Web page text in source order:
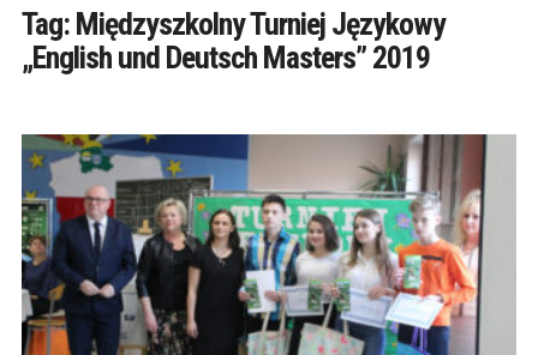
Tag: Międzyszkolny Turniej Językowy
„English und Deutsch Masters” 2019